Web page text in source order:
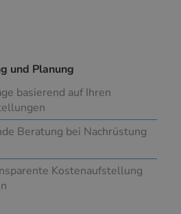
und Planung
basierend auf Ihren
Beratung bei Nachrüstung
Kostenaufstellung